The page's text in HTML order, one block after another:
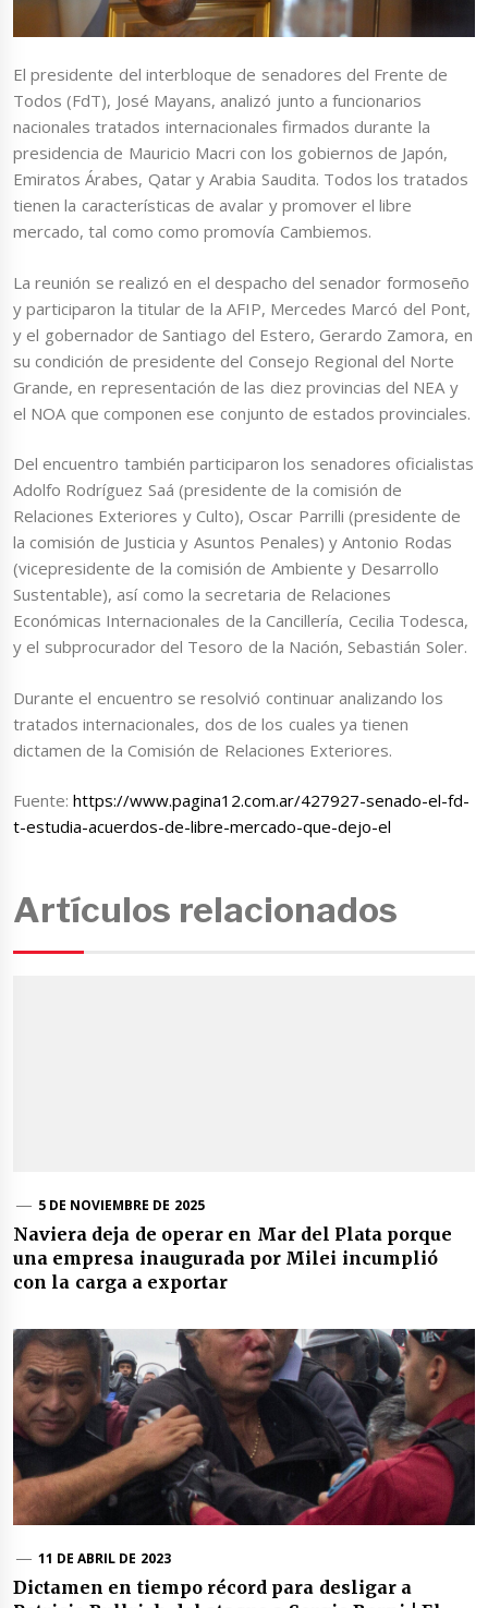
El presidente del interbloque de senadores del Frente de
Todos (FdT), José Mayans, analizó junto a funcionarios
nacionales tratados internacionales firmados durante la
presidencia de Mauricio Macri con los gobiernos de Japón,
Emiratos Árabes, Qatar y Arabia Saudita. Todos los tratados
tienen la características de avalar y promover el libre
mercado, tal como como promovía Cambiemos.
La reunión se realizó en el despacho del senador formoseño
y participaron la titular de la AFIP, Mercedes Marcó del Pont,
y el gobernador de Santiago del Estero, Gerardo Zamora, en
su condición de presidente del Consejo Regional del Norte
Grande, en representación de las diez provincias del NEA y
el NOA que componen ese conjunto de estados provinciales.
Del encuentro también participaron los senadores oficialistas
Adolfo Rodríguez Saá (presidente de la comisión de
Relaciones Exteriores y Culto), Oscar Parrilli (presidente de
la comisión de Justicia y Asuntos Penales) y Antonio Rodas
(vicepresidente de la comisión de Ambiente y Desarrollo
Sustentable), así como la secretaria de Relaciones
Económicas Internacionales de la Cancillería, Cecilia Todesca,
y el subprocurador del Tesoro de la Nación, Sebastián Soler.
Durante el encuentro se resolvió continuar analizando los
tratados internacionales, dos de los cuales ya tienen
dictamen de la Comisión de Relaciones Exteriores.
Fuente:https://www.pagina12.com.ar/427927-senado-el-fd-
t-estudia-acuerdos-de-libre-mercado-que-dejo-el
Artículos relacionados
5 DE NOVIEMBRE DE 2025
Naviera deja de operar en Mar del Plata porque
una empresa inaugurada por Milei incumplió
con la carga a exportar
11 DE ABRIL DE 2023
Dictamen en tiempo récord para desligar a